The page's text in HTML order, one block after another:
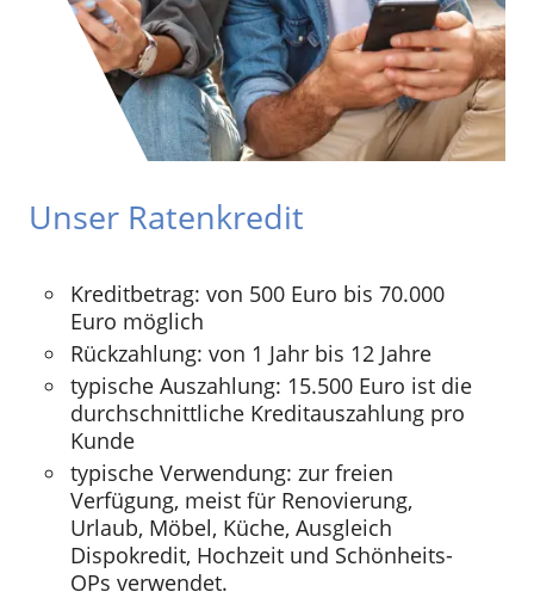
Unser Ratenkredit
Kreditbetrag: von 500 Euro bis 70.000
Euro möglich
Rückzahlung: von 1 Jahr bis 12 Jahre
typische Auszahlung: 15.500 Euro ist die
durchschnittliche Kreditauszahlung pro
Kunde
typische Verwendung: zur freien
Verfügung, meist für Renovierung,
Urlaub, Möbel, Küche, Ausgleich
Dispokredit, Hochzeit und Schönheits-
OPs verwendet.